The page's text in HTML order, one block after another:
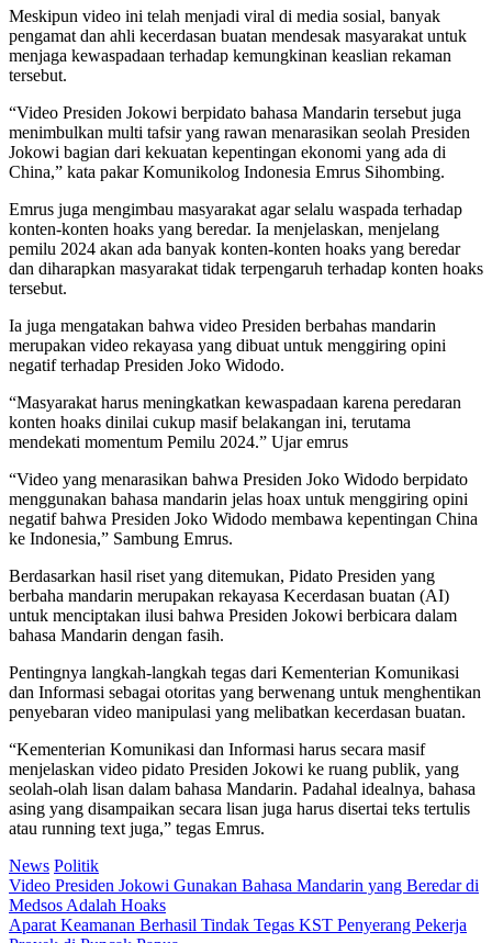
Meskipun video ini telah menjadi viral di media sosial, banyak
pengamat dan ahli kecerdasan buatan mendesak masyarakat untuk
menjaga kewaspadaan terhadap kemungkinan keaslian rekaman
tersebut.
“Video Presiden Jokowi berpidato bahasa Mandarin tersebut juga
menimbulkan multi tafsir yang rawan menarasikan seolah Presiden
Jokowi bagian dari kekuatan kepentingan ekonomi yang ada di
China,” kata pakar Komunikolog Indonesia Emrus Sihombing.
Emrus juga mengimbau masyarakat agar selalu waspada terhadap
konten-konten hoaks yang beredar. Ia menjelaskan, menjelang
pemilu 2024 akan ada banyak konten-konten hoaks yang beredar
dan diharapkan masyarakat tidak terpengaruh terhadap konten hoaks
tersebut.
Ia juga mengatakan bahwa video Presiden berbahas mandarin
merupakan video rekayasa yang dibuat untuk menggiring opini
negatif terhadap Presiden Joko Widodo.
“Masyarakat harus meningkatkan kewaspadaan karena peredaran
konten hoaks dinilai cukup masif belakangan ini, terutama
mendekati momentum Pemilu 2024.” Ujar emrus
“Video yang menarasikan bahwa Presiden Joko Widodo berpidato
menggunakan bahasa mandarin jelas hoax untuk menggiring opini
negatif bahwa Presiden Joko Widodo membawa kepentingan China
ke Indonesia,” Sambung Emrus.
Berdasarkan hasil riset yang ditemukan, Pidato Presiden yang
berbaha mandarin merupakan rekayasa Kecerdasan buatan (AI)
untuk menciptakan ilusi bahwa Presiden Jokowi berbicara dalam
bahasa Mandarin dengan fasih.
Pentingnya langkah-langkah tegas dari Kementerian Komunikasi
dan Informasi sebagai otoritas yang berwenang untuk menghentikan
penyebaran video manipulasi yang melibatkan kecerdasan buatan.
“Kementerian Komunikasi dan Informasi harus secara masif
menjelaskan video pidato Presiden Jokowi ke ruang publik, yang
seolah-olah lisan dalam bahasa Mandarin. Padahal idealnya, bahasa
asing yang disampaikan secara lisan juga harus disertai teks tertulis
atau running text juga,” tegas Emrus.
News Politik
Post
navigation
Video Presiden Jokowi Gunakan Bahasa Mandarin yang Beredar di
Medsos Adalah Hoaks
Aparat Keamanan Berhasil Tindak Tegas KST Penyerang Pekerja